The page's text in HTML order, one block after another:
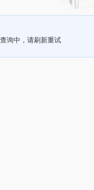
询中，请刷新重试